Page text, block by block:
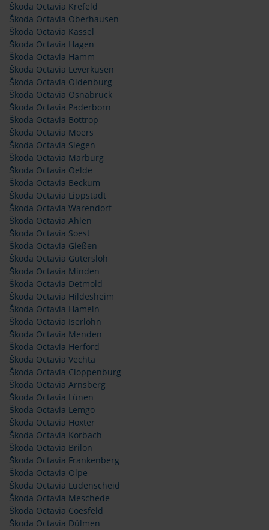
Škoda Octavia Krefeld
Škoda Octavia Oberhausen
Škoda Octavia Kassel
Škoda Octavia Hagen
Škoda Octavia Hamm
Škoda Octavia Leverkusen
Škoda Octavia Oldenburg
Škoda Octavia Osnabrück
Škoda Octavia Paderborn
Škoda Octavia Bottrop
Škoda Octavia Moers
Škoda Octavia Siegen
Škoda Octavia Marburg
Škoda Octavia Oelde
Škoda Octavia Beckum
Škoda Octavia Lippstadt
Škoda Octavia Warendorf
Škoda Octavia Ahlen
Škoda Octavia Soest
Škoda Octavia Gießen
Škoda Octavia Gütersloh
Škoda Octavia Minden
Škoda Octavia Detmold
Škoda Octavia Hildesheim
Škoda Octavia Hameln
Škoda Octavia Iserlohn
Škoda Octavia Menden
Škoda Octavia Herford
Škoda Octavia Vechta
Škoda Octavia Cloppenburg
Škoda Octavia Arnsberg
Škoda Octavia Lünen
Škoda Octavia Lemgo
Škoda Octavia Höxter
Škoda Octavia Korbach
Škoda Octavia Brilon
Škoda Octavia Frankenberg
Škoda Octavia Olpe
Škoda Octavia Lüdenscheid
Škoda Octavia Meschede
Škoda Octavia Coesfeld
Škoda Octavia Dülmen